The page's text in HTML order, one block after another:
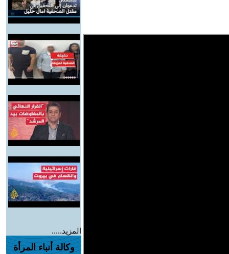
المزيد.....
وكالة أنباء المرأة